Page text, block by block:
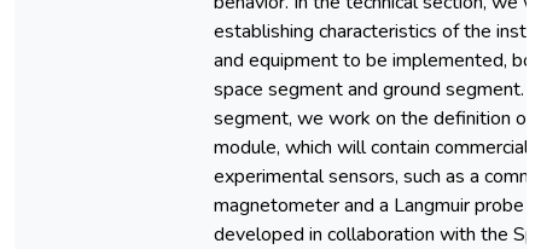
establishing characteristics of the
and equipment to be implemented,
space segment and ground segment.
segment, we work on the definition of
module, which will contain commercial
experimental sensors, such as a
magnetometer and a Langmuir probe
developed in collaboration with the